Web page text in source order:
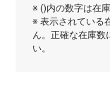
※ ()内の数字は在
※ 表示されている
ん。正確な在庫数
い。